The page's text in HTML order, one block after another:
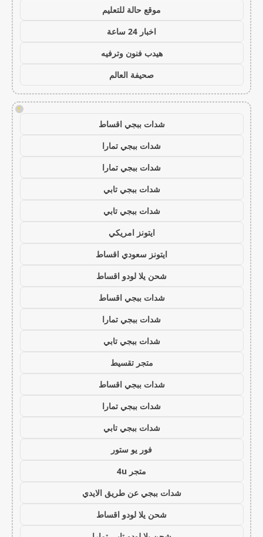
موقع حالة للتعليم
اخبار 24 ساعة
هيدب فنون وترفيه
صحيفة العالم
!
شدات ببجي اقساط
شدات ببجي تمارا
شدات ببجي تمارا
شدات ببجي تابي
شدات ببجي تابي
ايتونز امريكي
ايتونز سعودي اقساط
شحن يلا لودو اقساط
شدات ببجي اقساط
شدات ببجي تمارا
شدات ببجي تابي
متجر تقسيط
شدات ببجي اقساط
شدات ببجي تمارا
شدات ببجي تابي
فور يو ستور
متجر 4u
شدات ببجي عن طريق الايدي
شحن يلا لودو اقساط